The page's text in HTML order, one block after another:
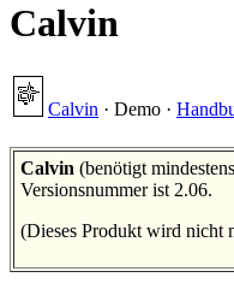
Calvin
Calvin · Demo ·
Calvin (benötigt
Versionsnummer ist 2.06.
(Dieses Produkt wird nicht